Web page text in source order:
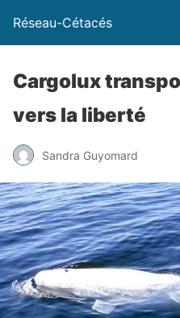
Réseau-Cétacés
Cargolux
vers la liberté
Sandra Guyomard